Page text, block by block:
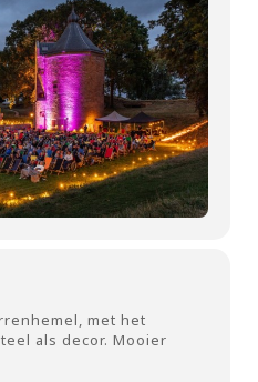
met het
als decor. Mooier